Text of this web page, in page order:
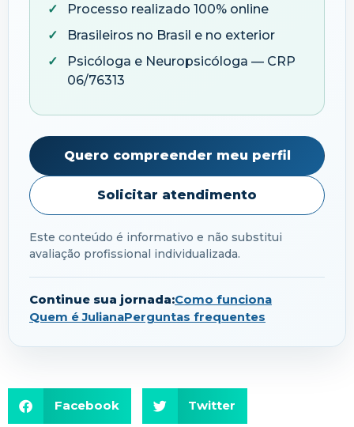
Processo realizado 100% online
Brasileiros no Brasil e no exterior
Psicóloga e Neuropsicóloga — CRP
06/76313
Quero compreender meu perfil
Solicitar atendimento
Este conteúdo é informativo e não substitui
avaliação profissional individualizada.
Continue sua jornada:Como funciona
Quem é JulianaPerguntas frequentes
Facebook Twitter